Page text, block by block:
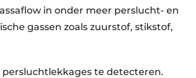
in onder meer perslucht- en
gassen zoals zuurstof, stikstof,
te detecteren.